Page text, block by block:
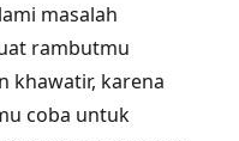
masalah
rambutmu
khawatir, karena
coba untuk